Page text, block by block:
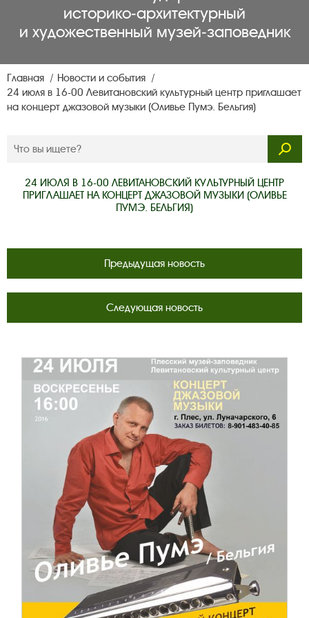
историко‑архитектурный
и художественный музей‑заповедник
Главная
Новости и события
24 июля в 16-00 Левитановский культурный центр приглашает
на концерт джазовой музыки (Оливье Пумэ. Бельгия)
24 ИЮЛЯ В 16-00 ЛЕВИТАНОВСКИЙ КУЛЬТУРНЫЙ ЦЕНТР
ПРИГЛАШАЕТ НА КОНЦЕРТ ДЖАЗОВОЙ МУЗЫКИ (ОЛИВЬЕ
ПУМЭ. БЕЛЬГИЯ)
Предыдущая новость
Следующая новость